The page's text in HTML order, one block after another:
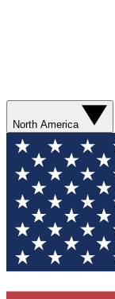
North America